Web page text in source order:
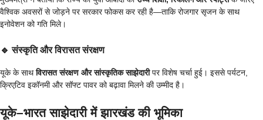
वैश्विक अवसरों से जोड़ने पर सरकार फोकस कर रही है—ताकि रोजगार सृजन के साथ
इनोवेशन को गति मिले।
🔹संस्कृति और विरासत संरक्षण
यूके के साथविरासत संरक्षण और सांस्कृतिक साझेदारीपर विशेष चर्चा हुई। इससे पर्यटन,
क्रिएटिव इकॉनमी और सॉफ्ट पावर को बढ़ावा मिलने की उम्मीद है।
यूके–भारत साझेदारी में झारखंड की भूमिका